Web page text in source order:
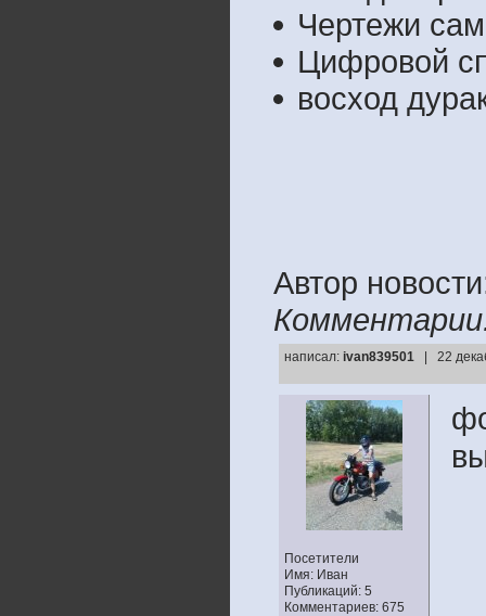
Чертежи
Цифровой
восход
Автор
написал: ivan839501 | 22
Посетители
Имя: Иван
Публикаций: 5
Комментариев: 675